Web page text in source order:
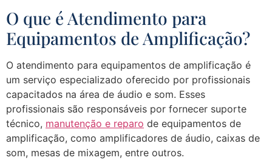
O que é Atendimento para
Equipamentos de Amplificação?
O atendimento para equipamentos de amplificação é
um serviço especializado oferecido por profissionais
capacitados na área de áudio e som. Esses
profissionais são responsáveis por fornecer suporte
técnico, manutenção e reparo de equipamentos de
amplificação, como amplificadores de áudio, caixas de
som, mesas de mixagem, entre outros.